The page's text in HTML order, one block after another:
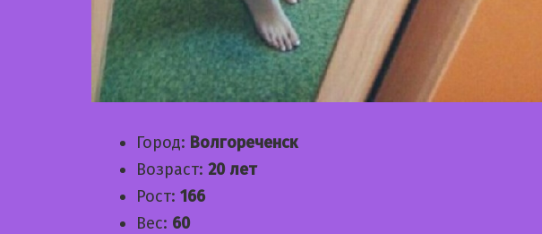
Город: Волгореченск
Возраст: 20 лет
Рост: 166
Вес: 60